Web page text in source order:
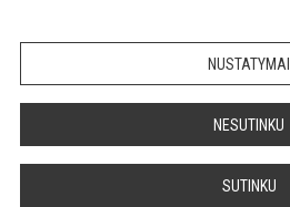
NUSTATYMAI
NESUTINKU
SUTINKU